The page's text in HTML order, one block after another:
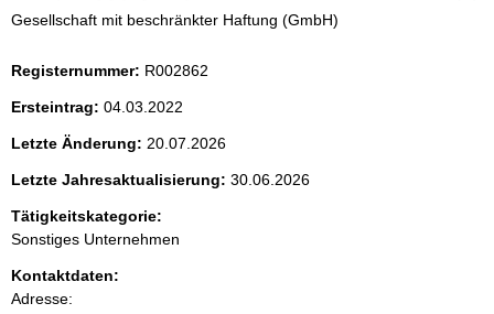
e
i
t
e
n
i
Gesellschaft mit beschränkter Haftung (GmbH)
Registernummer: R002862
Ersteintrag: 04.03.2022
Letzte Änderung: 20.07.2026
Letzte Jahresaktualisierung: 30.06.2026
Tätigkeitskategorie:
Sonstiges Unternehmen
Kontaktdaten:
Adresse: